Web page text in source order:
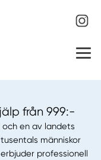
från 999:-
en av landets
människor
professionell